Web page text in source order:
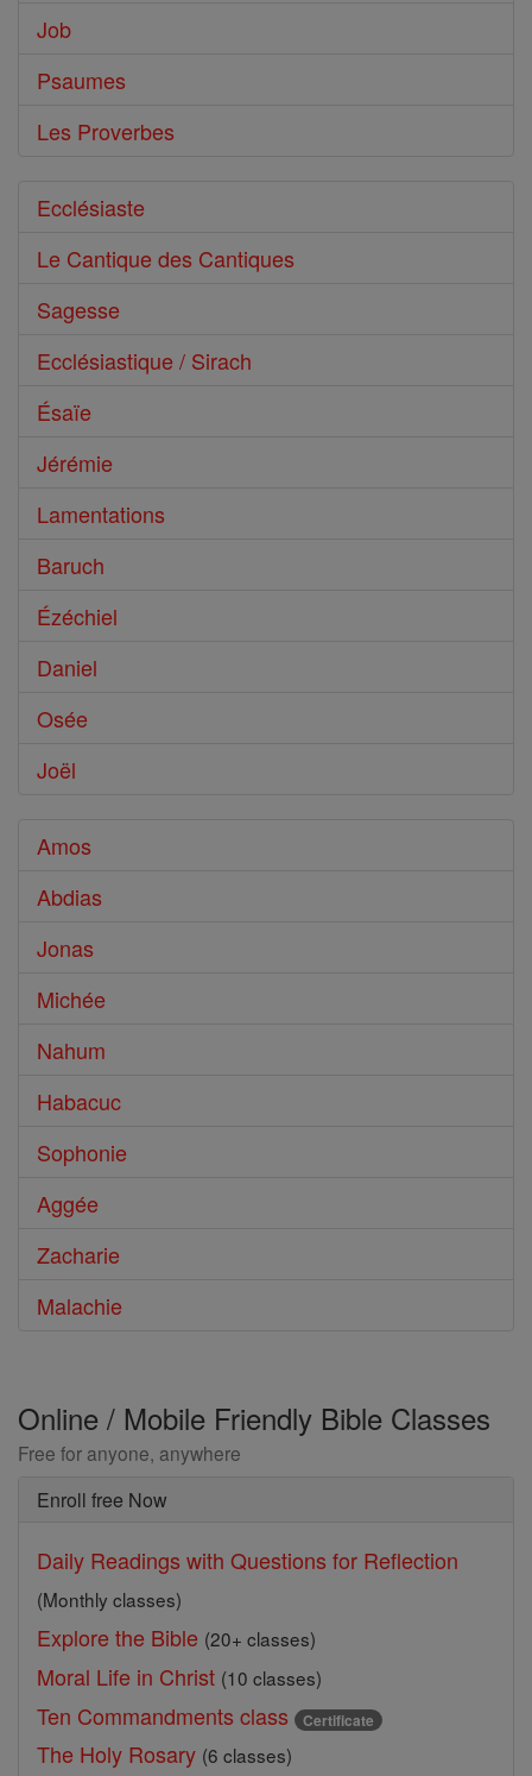
Job
Psaumes
Les Proverbes
Ecclésiaste
Le Cantique des Cantiques
Sagesse
Ecclésiastique / Sirach
Ésaïe
Jérémie
Lamentations
Baruch
Ézéchiel
Daniel
Osée
Joël
Amos
Abdias
Jonas
Michée
Nahum
Habacuc
Sophonie
Aggée
Zacharie
Malachie
Online / Mobile Friendly Bible Classes
Free for anyone, anywhere
Enroll free Now
Daily Readings with Questions for Reflection
(Monthly classes)
Explore the Bible (20+ classes)
Moral Life in Christ (10 classes)
Ten Commandments class Certificate
The Holy Rosary (6 classes)